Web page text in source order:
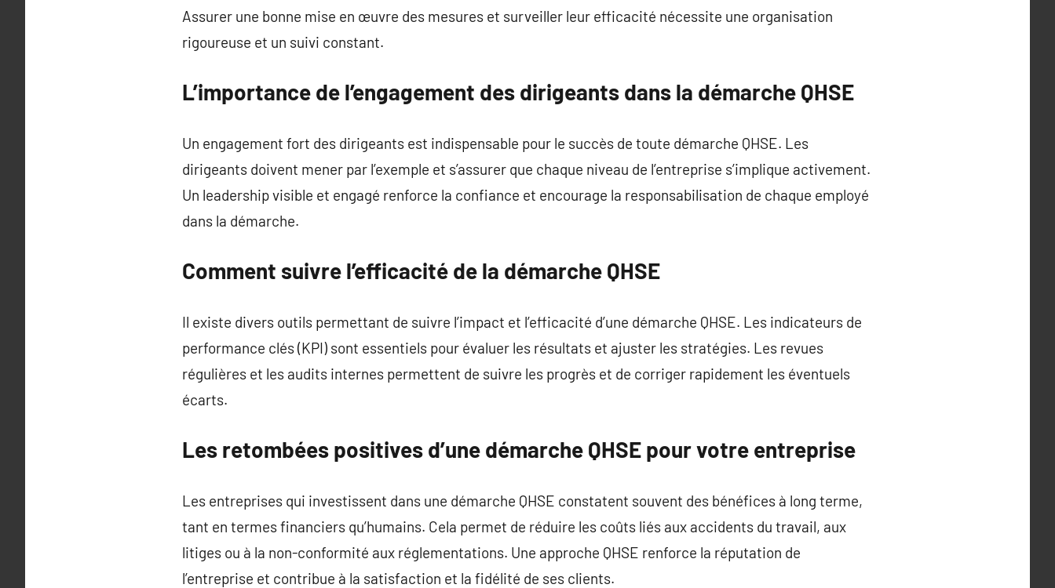
Assurer une bonne mise en œuvre des mesures et surveiller leur efficacité nécessite une organisation
rigoureuse et un suivi constant.
L’importance de l’engagement des dirigeants dans la démarche QHSE
Un engagement fort des dirigeants est indispensable pour le succès de toute démarche QHSE. Les
dirigeants doivent mener par l’exemple et s’assurer que chaque niveau de l’entreprise s’implique activement.
Un leadership visible et engagé renforce la confiance et encourage la responsabilisation de chaque employé
dans la démarche.
Comment suivre l’efficacité de la démarche QHSE
Il existe divers outils permettant de suivre l’impact et l’efficacité d’une démarche QHSE. Les indicateurs de
performance clés (KPI) sont essentiels pour évaluer les résultats et ajuster les stratégies. Les revues
régulières et les audits internes permettent de suivre les progrès et de corriger rapidement les éventuels
écarts.
Les retombées positives d’une démarche QHSE pour votre entreprise
Les entreprises qui investissent dans une démarche QHSE constatent souvent des bénéfices à long terme,
tant en termes financiers qu’humains. Cela permet de réduire les coûts liés aux accidents du travail, aux
litiges ou à la non-conformité aux réglementations. Une approche QHSE renforce la réputation de
l’entreprise et contribue à la satisfaction et la fidélité de ses clients.